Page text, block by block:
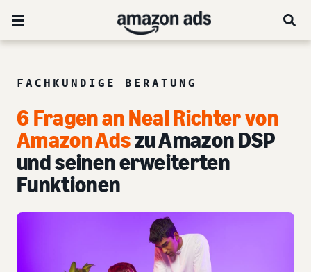
FACHKUNDIGE BERATUNG
6 Fragen an Neal Richter von
Amazon Adszu Amazon DSP
und seinen erweiterten
Funktionen